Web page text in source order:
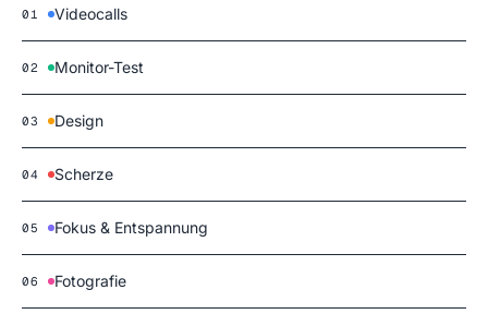
01 Videocalls
02 Monitor-Test
03 Design
04 Scherze
05 Fokus & Entspannung
06 Fotografie